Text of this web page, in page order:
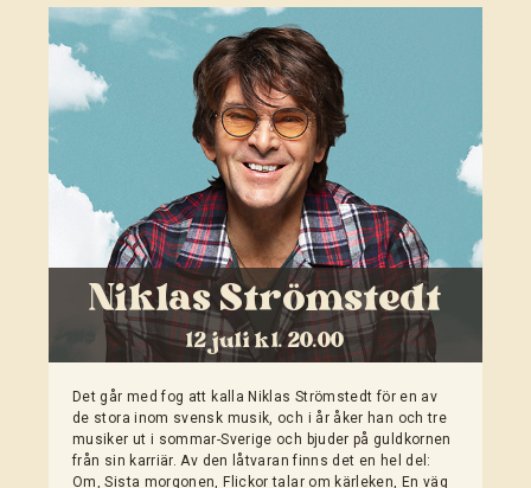
Niklas Strömstedt
12 juli kl. 20.00
Det går med fog att kalla Niklas Strömstedt för en av
de stora inom svensk musik, och i år åker han och tre
musiker ut i sommar-Sverige och bjuder på guldkornen
från sin karriär. Av den låtvaran finns det en hel del:
Om, Sista morgonen, Flickor talar om kärleken, En väg